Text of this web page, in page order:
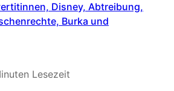
Disney, Abtreibung,
Burka und
Lesezeit